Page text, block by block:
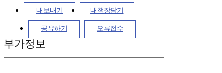
내보내기 내책장담기
공유하기 오류접수
부가정보